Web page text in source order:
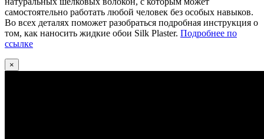
самостоятельно работать любой человек без особых навыков.
Во всех деталях поможет разобраться подробная инструкция о
том, как наносить жидкие обои Silk Plaster. Подробнее по
ссылке
×